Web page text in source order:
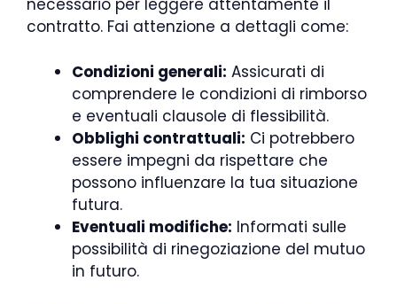
necessario per leggere attentamente il
contratto. Fai attenzione a dettagli come:
Condizioni generali: Assicurati di
comprendere le condizioni di rimborso
e eventuali clausole di flessibilità.
Obblighi contrattuali: Ci potrebbero
essere impegni da rispettare che
possono influenzare la tua situazione
futura.
Eventuali modifiche: Informati sulle
possibilità di rinegoziazione del mutuo
in futuro.